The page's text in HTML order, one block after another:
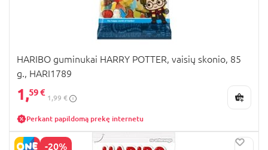
HARIBO guminukai HARRY POTTER, vaisių skonio, 85
g., HARI1789
1,59 €
1,99 €
Perkant papildomą prekę internetu
-20%